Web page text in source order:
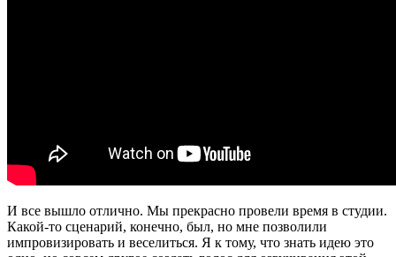
И все вышло отлично. Мы прекрасно провели время в студии.
Какой-то сценарий, конечно, был, но мне позволили
импровизировать и веселиться. Я к тому, что знать идею это